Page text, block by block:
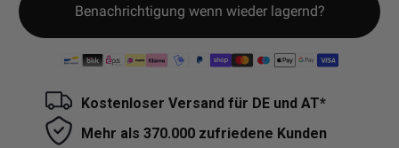
Benachrichtigung wenn wieder lagernd?
Kostenloser Versand für DE und AT*
Mehr als 370.000 zufriedene Kunden